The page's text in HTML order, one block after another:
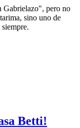
Gabrielazo", pero no
sino uno de
Betti!